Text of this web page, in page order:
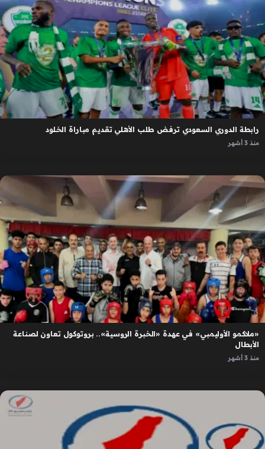
رابطة الدوري السعودي ترفض طلب الأهلي تقديم مباراة الخلود
منذ 3 أشهر
«ملاكمو الأوليمبي» في عهدة «الخبرة الروسية».. بروتوكول تعاون لصناعة
الأبطال
منذ 3 أشهر